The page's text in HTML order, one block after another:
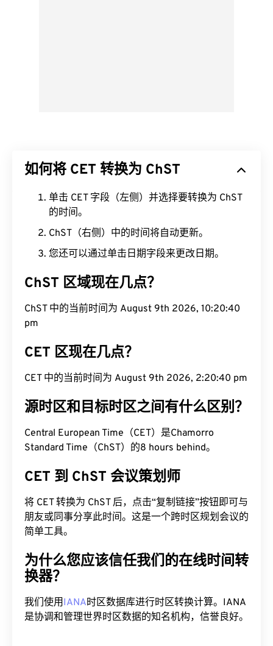
如何将 CET 转换为 ChST
单击 CET 字段（左侧）并选择要转换为 ChST
的时间。
ChST（右侧）中的时间将自动更新。
您还可以通过单击日期字段来更改日期。
ChST 区域现在几点？
ChST 中的当前时间为 August 9th 2026, 10:20:41
pm
CET 区现在几点？
CET 中的当前时间为 August 9th 2026, 2:20:41 pm
源时区和目标时区之间有什么区别？
Central European Time（CET）是Chamorro
Standard Time（ChST）的8 hours behind。
CET 到 ChST 会议策划师
将 CET 转换为 ChST 后，点击“复制链接”按钮即可与
朋友或同事分享此时间。这是一个跨时区规划会议的
简单工具。
为什么您应该信任我们的在线时间转
换器？
我们使用IANA时区数据库进行时区转换计算。IANA
是协调和管理世界时区数据的知名机构，信誉良好。